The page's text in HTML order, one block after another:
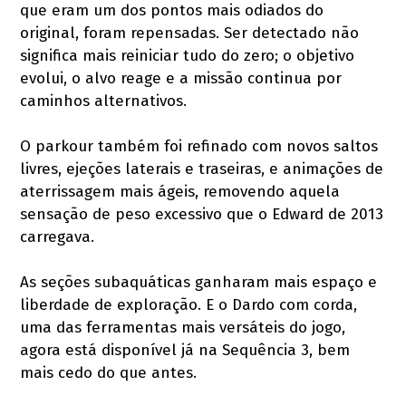
que eram um dos pontos mais odiados do
original, foram repensadas. Ser detectado não
significa mais reiniciar tudo do zero; o objetivo
evolui, o alvo reage e a missão continua por
caminhos alternativos.
O parkour também foi refinado com novos saltos
livres, ejeções laterais e traseiras, e animações de
aterrissagem mais ágeis, removendo aquela
sensação de peso excessivo que o Edward de 2013
carregava.
As seções subaquáticas ganharam mais espaço e
liberdade de exploração. E o Dardo com corda,
uma das ferramentas mais versáteis do jogo,
agora está disponível já na Sequência 3, bem
mais cedo do que antes.